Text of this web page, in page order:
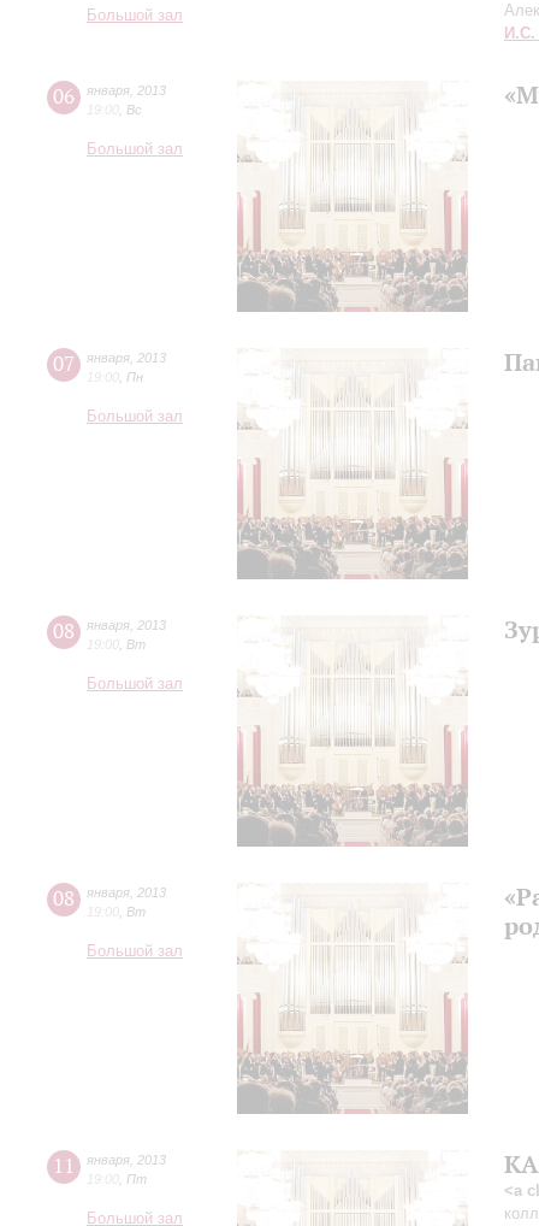
Большой зал
И.С.
06 января 2013
19:00 Вс
Большой зал
07 января 2013
19:00 Пн
Большой зал
08 января 2013
19:00 Вт
Большой зал
08 января 2013
19:00 Вт
Большой зал
11 января 2013
19:00 Пт
Большой зал
<a